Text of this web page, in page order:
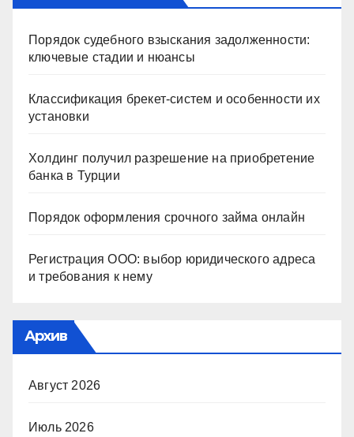
Порядок судебного взыскания задолженности:
ключевые стадии и нюансы
Классификация брекет-систем и особенности их
установки
Холдинг получил разрешение на приобретение
банка в Турции
Порядок оформления срочного займа онлайн
Регистрация ООО: выбор юридического адреса
и требования к нему
Архив
Август 2026
Июль 2026